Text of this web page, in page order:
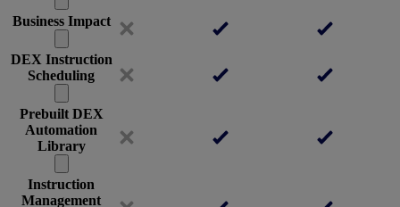
Business Impact
DEX Instruction
Scheduling
Prebuilt DEX
Automation
Library
Instruction
Management